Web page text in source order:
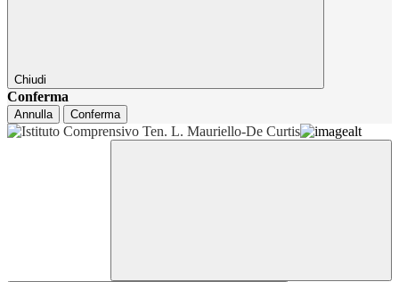
Chiudi
Conferma
Annulla Conferma